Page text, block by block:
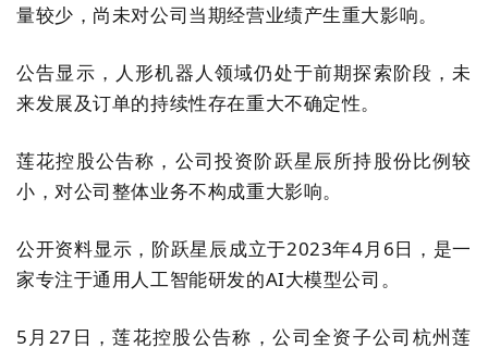
量较少，尚未对公司当期经营业绩产生重大影响。
公告显示，人形机器人领域仍处于前期探索阶段，未
来发展及订单的持续性存在重大不确定性。
莲花控股公告称，公司投资阶跃星辰所持股份比例较
小，对公司整体业务不构成重大影响。
公开资料显示，阶跃星辰成立于2023年4月6日，是一
家专注于通用人工智能研发的AI大模型公司。
5月27日，莲花控股公告称，公司全资子公司杭州莲